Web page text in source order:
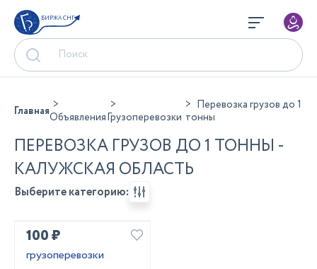
БИРЖА СНГ
ГлавнаяОбъявленияГрузоперевозки
Перевозка грузов до 1
тонны
ПЕРЕВОЗКА ГРУЗОВ ДО 1 ТОННЫ -
КАЛУЖСКАЯ ОБЛАСТЬ
Выберите категорию:
100 ₽
грузоперевозки